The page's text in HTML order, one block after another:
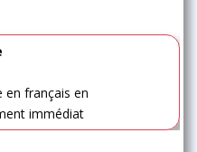
en français en
immédiat